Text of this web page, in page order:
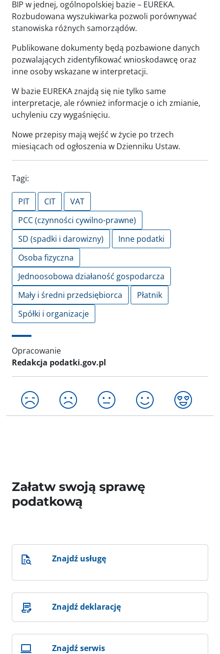
BIP w jednej, ogólnopolskiej bazie – EUREKA.
Rozbudowana wyszukiwarka pozwoli porównywać
stanowiska różnych samorządów.
Publikowane dokumenty będą pozbawione danych
pozwalających zidentyfikować wnioskodawcę oraz
inne osoby wskazane w interpretacji.
W bazie EUREKA znajdą się nie tylko same
interpretacje, ale również informacje o ich zmianie,
uchyleniu czy wygaśnięciu.
Nowe przepisy mają wejść w życie po trzech
miesiącach od ogłoszenia w Dzienniku Ustaw.
Tagi:
PIT CIT
VAT
PCC (czynności cywilno-prawne)
SD (spadki i darowizny)
Inne podatki
Osoba fizyczna
Jednoosobowa działaność gospodarcza
Mały i średni przedsiębiorca
Płatnik
Spółki i organizacje
Opracowanie
Redakcja podatki.gov.pl
Załatw swoją sprawę
podatkową
Znajdź usługę
Znajdź deklarację
Znajdź serwis